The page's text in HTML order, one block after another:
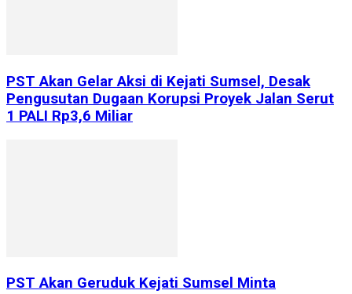
PST Akan Gelar Aksi di Kejati Sumsel, Desak
Pengusutan Dugaan Korupsi Proyek Jalan Serut
1 PALI Rp3,6 Miliar
PST Akan Geruduk Kejati Sumsel Minta